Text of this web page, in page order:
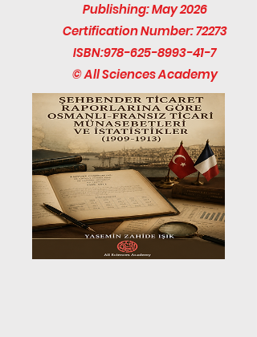
Publishing: May 2026
Certification Number: 72273
ISBN:978-625-8993-41-7
© All Sciences Academy